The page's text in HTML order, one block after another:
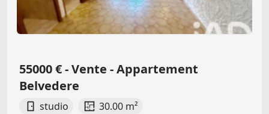
55000 € - Vente - Appartement
Belvedere
studio
30.00 m²